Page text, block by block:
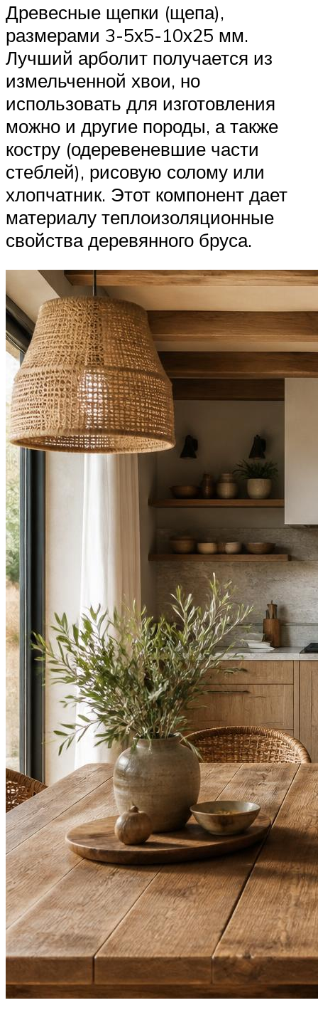
Древесные щепки (щепа),
размерами 3-5х5-10х25 мм.
Лучший арболит получается из
измельченной хвои, но
использовать для изготовления
можно и другие породы, а также
костру (одеревеневшие части
стеблей), рисовую солому или
хлопчатник. Этот компонент дает
материалу теплоизоляционные
свойства деревянного бруса.